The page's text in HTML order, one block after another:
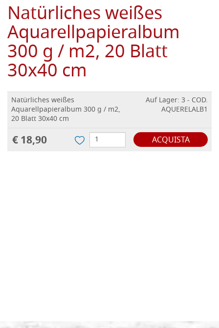
Natürliches weißes
Aquarellpapieralbum
300 g / m2, 20 Blatt
30x40 cm
Natürliches weißes
Aquarellpapieralbum 300 g / m2,
20 Blatt 30x40 cm
Auf Lager: 3 - COD.
AQUERELALB1
€ 18,90 ACQUISTA